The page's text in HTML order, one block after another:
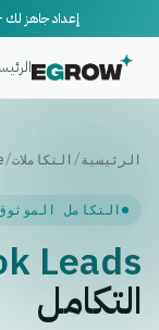
إعداد جاهز لك
الرئيسية/ التكاملات/
التكامل
Leads
التكامل